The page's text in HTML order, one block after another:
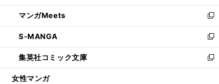
開
く
ウ
で
開
く
ン
ド
ウ
で
開
く
ウ
ィ
ン
ド
ウ
で
開
し
い
ウ
ィ
ン
ド
ウ
マンガMeets
新
し
い
ウ
ィ
ン
S-MANGA
新
し
い
ウ
集英社コミック文庫
新
し
女性マンガ